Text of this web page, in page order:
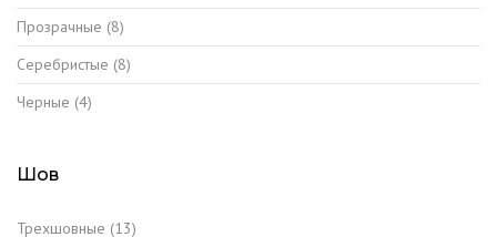
Прозрачные (8)
Серебристые (8)
Черные (4)
Шов
Трехшовные (13)